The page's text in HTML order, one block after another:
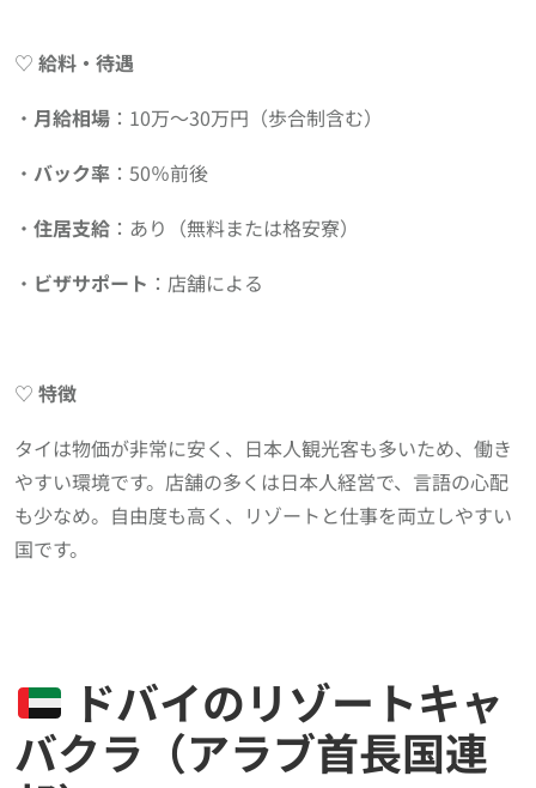
♡ 給料・待遇
・ 月給相場 ：10万〜30万円（歩合制含む）
・ バック率 ：50％前後
・ 住居支給 ：あり（無料または格安寮）
・ ビザサポート ：店舗による
♡ 特徴
タイは物価が非常に安く、日本人観光客も多いため、働き
やすい環境です。店舗の多くは日本人経営で、言語の心配
も少なめ。自由度も高く、リゾートと仕事を両立しやすい
国です。
ドバイのリゾートキャ
バクラ（アラブ首長国連